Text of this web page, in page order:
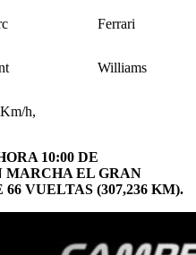
Ferrari
Williams
h,
10:00 DE
MARCHA EL GRAN
VUELTAS (307,236 KM).